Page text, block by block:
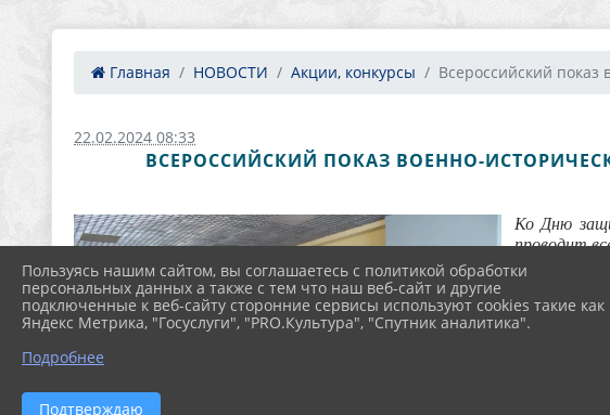
Главная НОВОСТИ Акции, конкурсы Всероссийский показ
22.02.2024 08:33
ВСЕРОССИЙСКИЙ ПОКАЗ ВОЕННО-
Ко Дню
проводит
учащиеся и
союза
Пользуясь нашим сайтом, вы соглашаетесь с политикой обработки
персональных данных а также с тем что наш веб-сайт и другие
подключенные к веб-сайту сторонние сервисы используют cookies такие как
Яндекс Метрика, "Госуслуги", "PRO.Культура", "Спутник аналитика".
Подробнее
Подтверждаю